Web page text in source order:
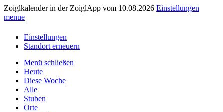
Zoiglkalender in der ZoiglApp vom 10.08.2026 Einstellungen
menue
Einstellungen
Standort erneuern
Menü schließen
Heute
Diese Woche
Alle
Stuben
Orte